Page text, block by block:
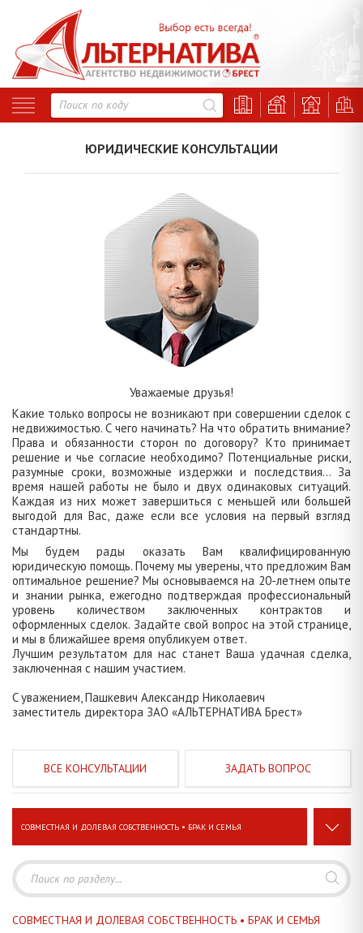
Уважаемые друзья!
Какие только вопросы не возникают при совершении сделок с
недвижимостью. С чего начинать? На что обратить внимание?
Права и обязанности сторон по договору? Кто принимает
решение и чье согласие необходимо? Потенциальные риски,
разумные сроки, возможные издержки и последствия... За
время нашей работы не было и двух одинаковых ситуаций.
Каждая из них может завершиться с меньшей или большей
выгодой для Вас, даже если все условия на первый взгляд
стандартны.
Мы будем рады оказать Вам квалифицированную
юридическую помощь. Почему мы уверены, что предложим Вам
оптимальное решение? Мы основываемся на 20-летнем опыте
и знании рынка, ежегодно подтверждая профессиональный
уровень количеством заключенных контрактов и
оформленных сделок. Задайте свой вопрос на этой странице,
и мы в ближайшее время опубликуем ответ.
Лучшим результатом для нас станет Ваша удачная сделка,
заключенная с нашим участием.
C уважением, Пашкевич Александр Николаевич
заместитель директора ЗАО «АЛЬТЕРНАТИВА Брест»
ЗАДАТЬ ВОПРОС
СОВМЕСТНАЯ И ДОЛЕВАЯ СОБСТВЕННОСТЬ • БРАК И СЕМЬЯ
ЗАКЛЮЧЕНИЕ СДЕЛКИ • ДОКУМЕНТЫ, СРОКИ, ПРОЦЕДУРЫ 26
СОВМЕСТНАЯ И ДОЛЕВАЯ СОБСТВЕННОСТЬ • БРАК И СЕМЬЯ